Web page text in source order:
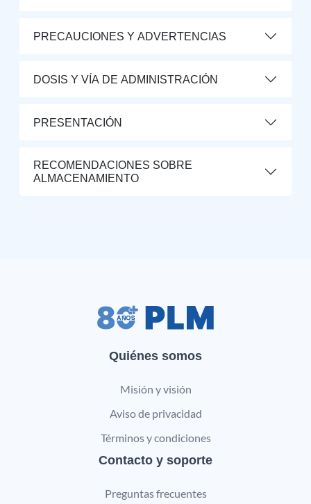
PRECAUCIONES Y ADVERTENCIAS
DOSIS Y VÍA DE ADMINISTRACIÓN
PRESENTACIÓN
RECOMENDACIONES SOBRE
ALMACENAMIENTO
Quiénes somos
Misión y visión
Aviso de privacidad
Términos y condiciones
Contacto y soporte
Preguntas frecuentes